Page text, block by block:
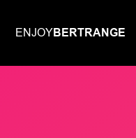
ENJOYBERTRANGE